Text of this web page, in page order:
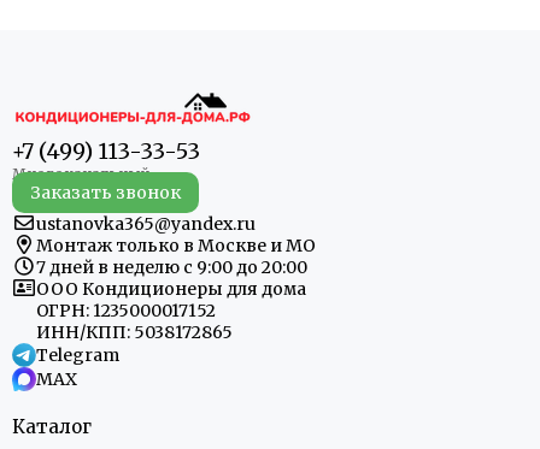
+7 (499) 113-33-53
Заказать звонок
ustanovka365@yandex.ru
Монтаж только в Москве и МО
7 дней в неделю с 9:00 до 20:00
ООО Кондиционеры для дома
ОГРН: 1235000017152
ИНН/КПП: 5038172865
Telegram
MAX
Каталог